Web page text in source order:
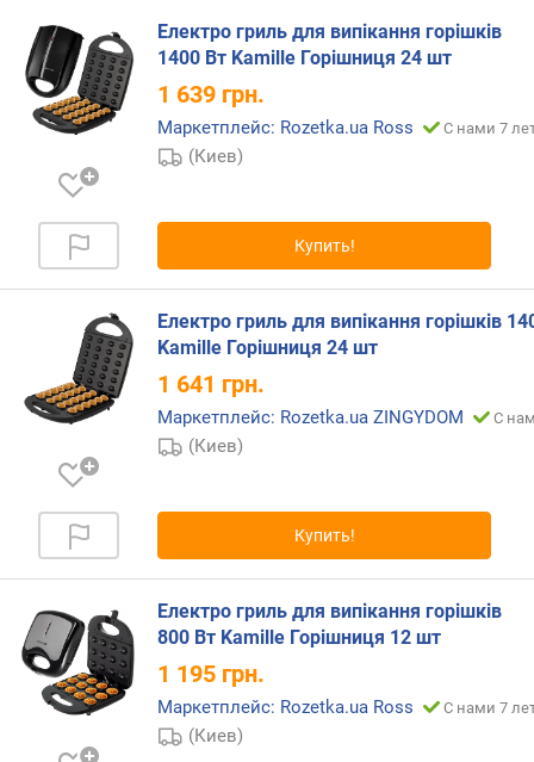
е
(
к
г
Електро гриль для випікання горішків
1400 Вт Kamille Горішниця 24 шт
1 639 грн.
Маркетплейс: Rozetka.ua Ross С нами 7
(Киев)
Купить!
Електро гриль для випікання горішків
Kamille Горішниця 24 шт
1 641 грн.
Маркетплейс: Rozetka.ua ZINGYDOM С
(Киев)
Купить!
Електро гриль для випікання горішків
800 Вт Kamille Горішниця 12 шт
1 195 грн.
Маркетплейс: Rozetka.ua Ross С нами 7
(Киев)